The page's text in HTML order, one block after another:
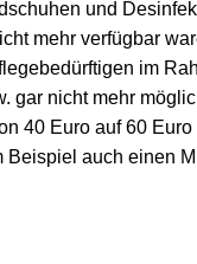
und
mehr verfügbar
im
gar nicht mehr
40 Euro auf 60
Beispiel auch einen